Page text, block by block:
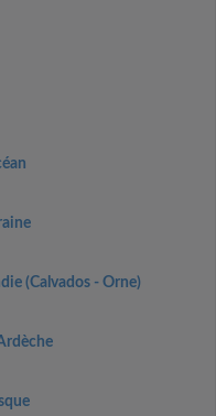
(Calvados - Orne)